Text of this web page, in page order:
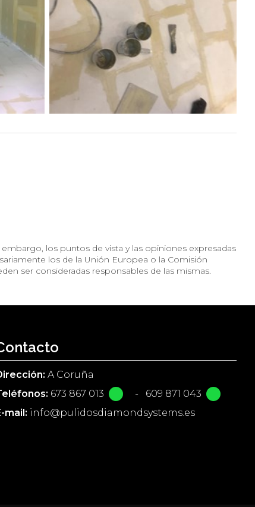
los puntos de vista y las opiniones expresadas
los de la Unión Europea o la Comisión
ser consideradas responsables de las mismas.
A Coruña
673 867 013 -
609 871 043
mail: info@pulidosdiamondsystems.es